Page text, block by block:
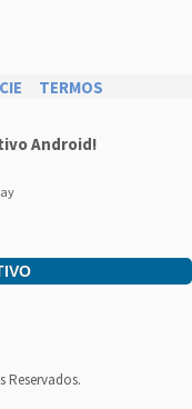
TERMOS
Android!
Reservados.